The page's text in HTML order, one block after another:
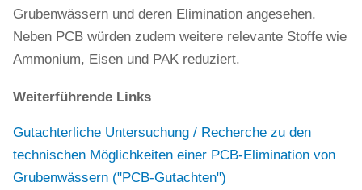
Grubenwässern und deren Elimination angesehen.
Neben PCB würden zudem weitere relevante Stoffe wie
Ammonium, Eisen und PAK reduziert.
Weiterführende Links
Gutachterliche Untersuchung / Recherche zu den
technischen Möglichkeiten einer PCB-Elimination von
Grubenwässern ("PCB-Gutachten")